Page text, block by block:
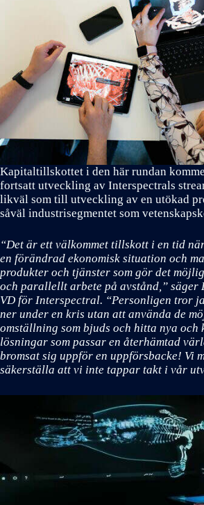
Kapitaltillskottet i den här rundan
fortsatt utveckling av Interspectrals
likväl som till utveckling av en utökad
såväl industrisegmentet som
“Det är ett välkommet tillskott i en tid
en förändrad ekonomisk situation och
produkter och tjänster som gör det
och parallellt arbete på avstånd,” säger
VD för Interspectral. “Personligen tror
ner under en kris utan att använda de
omställning som bjuds och hitta nya och
lösningar som passar en återhämtad
bromsat sig uppför en uppförsbacke! Vi
säkerställa att vi inte tappar takt i vår